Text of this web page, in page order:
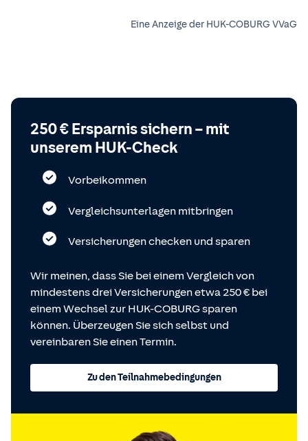
Eine Anzeige der HUK-COBURG VVaG
250 € Ersparnis sichern – mit
unserem HUK-Check
Vorbeikommen
Vergleichsunterlagen mitbringen
Versicherungen checken und sparen
Wir meinen, dass Sie bei einem Vergleich von
mindestens drei Versicherungen etwa 250 € bei
einem Wechsel zur HUK-COBURG sparen
können. Überzeugen Sie sich selbst und
vereinbaren Sie einen Termin.
Zu den Teilnahmebedingungen